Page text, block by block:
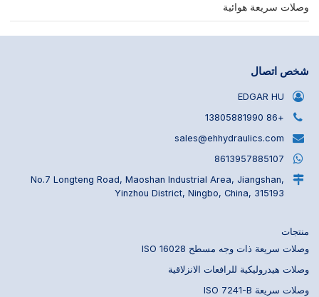
وصلات سريعة هوائية
شخص اتصال
EDGAR HU
+86 13805881990
sales@ehhydraulics.com
8613957885107
No.7 Longteng Road, Maoshan Industrial Area, Jiangshan,
Yinzhou District, Ningbo, China, 315193
منتجات
وصلات سريعة ذات وجه مسطح ISO 16028
وصلات هيدروليكية للرافعات الانزلاقية
وصلات سريعة ISO 7241-B